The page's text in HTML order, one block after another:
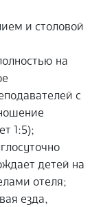
и столовой
на
с
1:5);
детей на
отеля;
езда,